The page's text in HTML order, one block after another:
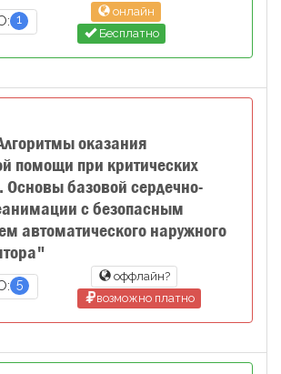
1
онлайн
Бесплатно
оказания
помощи при критических
Основы базовой сердечно-
с безопасным
автоматического наружного
5
оффлайн?
возможно платно